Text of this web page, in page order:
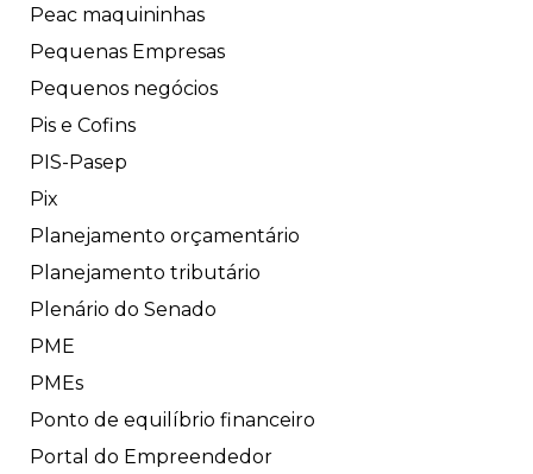
Peac maquininhas
Pequenas Empresas
Pequenos negócios
Pis e Cofins
PIS-Pasep
Pix
Planejamento orçamentário
Planejamento tributário
Plenário do Senado
PME
PMEs
Ponto de equilíbrio financeiro
Portal do Empreendedor